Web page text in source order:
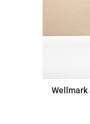
Wellmark